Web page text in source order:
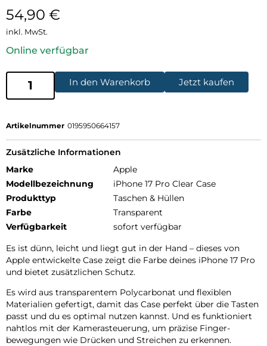
54,90 €
inkl. MwSt.
Online verfügbar
In den Warenkorb Jetzt kaufen
Artikelnummer 0195950664157
Zusätzliche Informationen
Marke
Apple
Modellbezeichnung
iPhone 17 Pro Clear Case
Produkttyp
Taschen & Hüllen
Farbe
Transparent
Verfügbarkeit
sofort verfügbar
Es ist dünn, leicht und liegt gut in der Hand – dieses von
Apple entwickelte Case zeigt die Farbe deines iPhone 17 Pro
und bietet zusätzlichen Schutz.
Es wird aus transparentem Polycarbonat und flexiblen
Materialien gefertigt, damit das Case perfekt über die Tasten
passt und du es optimal nutzen kannst. Und es funktioniert
nahtlos mit der Kamera­steuerung, um präzise Finger­
bewegungen wie Drücken und Streichen zu erkennen.